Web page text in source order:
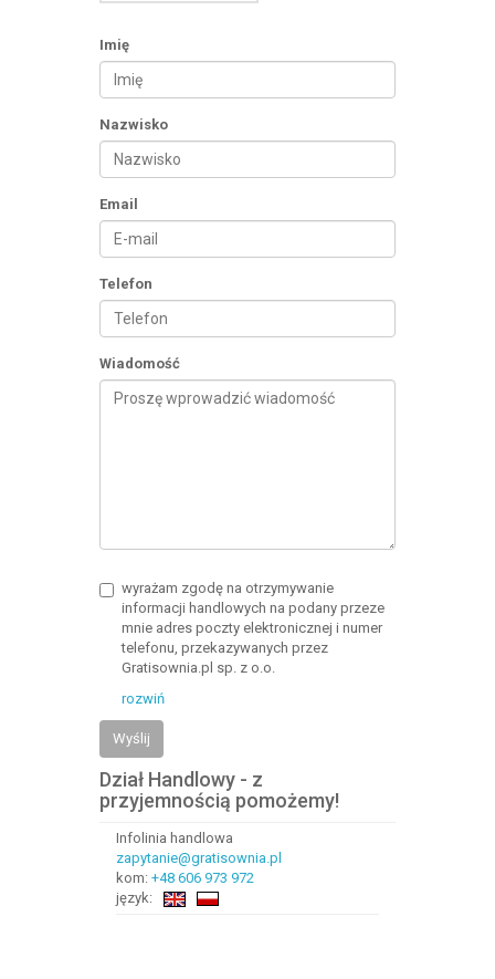
Imię
Nazwisko
Email
Telefon
Wiadomość
wyrażam zgodę na otrzymywanie
informacji handlowych na podany przeze
mnie adres poczty elektronicznej i numer
telefonu, przekazywanych przez
Gratisownia.pl sp. z o.o.
rozwiń
Wyślij
Dział Handlowy - z
przyjemnością pomożemy!
Infolinia handlowa
zapytanie@gratisownia.pl
kom: +48 606 973 972
język: